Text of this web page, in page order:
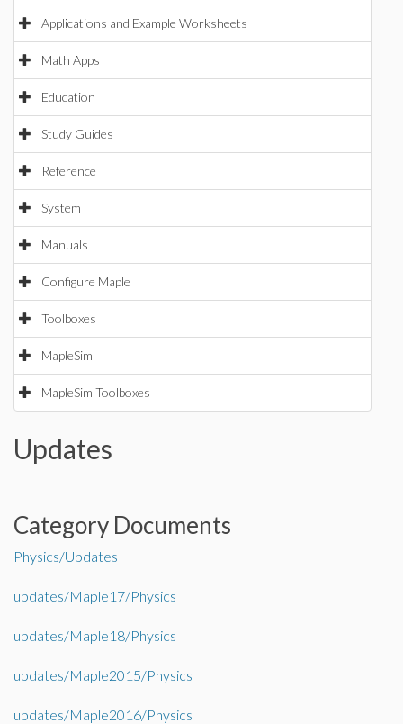
Applications and Example Worksheets
Math Apps
Education
Study Guides
Reference
System
Manuals
Configure Maple
Toolboxes
MapleSim
MapleSim Toolboxes
Updates
Category Documents
Physics/Updates
updates/Maple17/Physics
updates/Maple18/Physics
updates/Maple2015/Physics
updates/Maple2016/Physics